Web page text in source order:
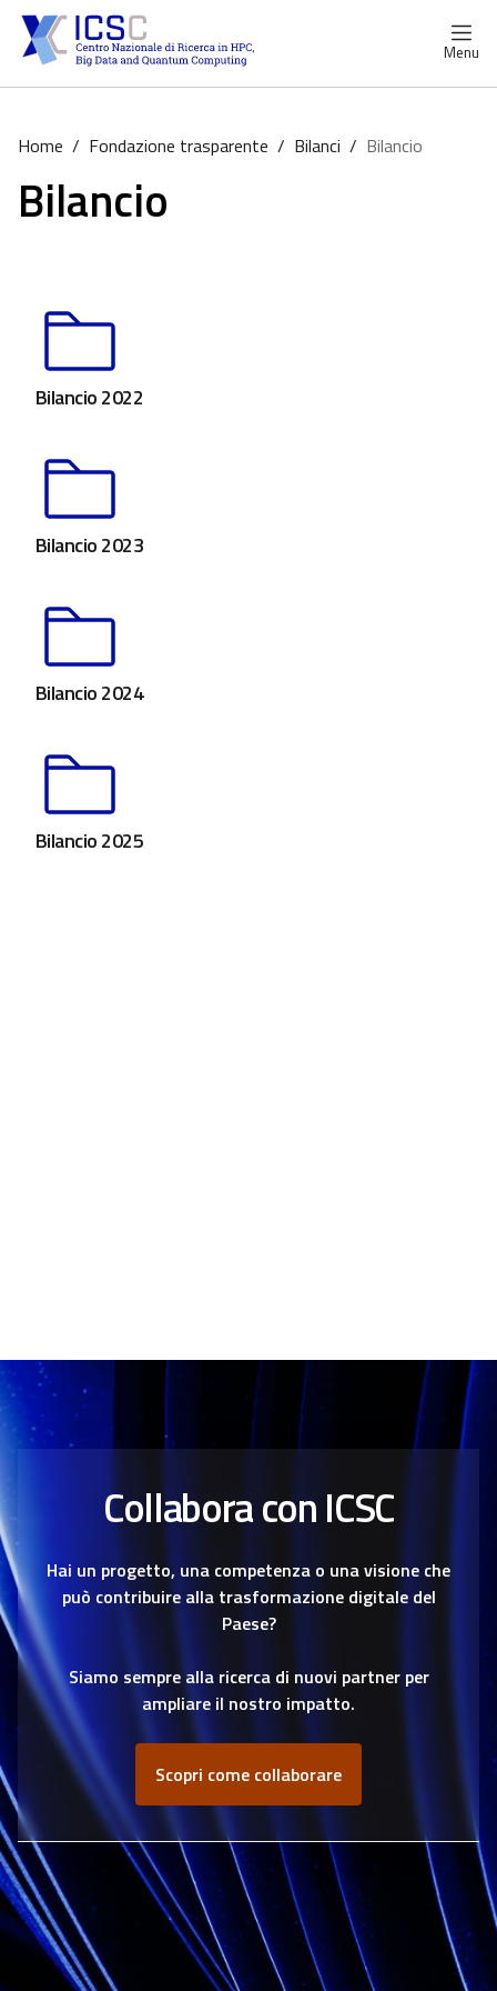
Menu
Home / Fondazione trasparente / Bilanci / Bilancio
Bilancio
Bilancio 2022
Bilancio 2023
Bilancio 2024
Bilancio 2025
Collabora con ICSC
Hai un progetto, una competenza o una visione che
può contribuire alla trasformazione digitale del
Paese?
Siamo sempre alla ricerca di nuovi partner per
ampliare il nostro impatto.
Scopri come collaborare